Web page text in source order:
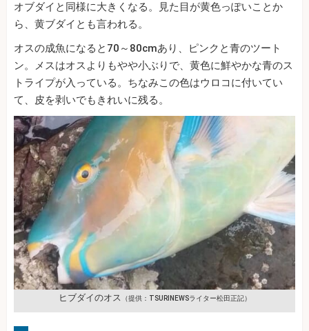
オブダイと同様に大きくなる。見た目が黄色っぽいことか
ら、黄ブダイとも言われる。
オスの成魚になると70～80cmあり、ピンクと青のツート
ン。メスはオスよりもやや小ぶりで、黄色に鮮やかな青のス
トライプが入っている。ちなみこの色はウロコに付いてい
て、皮を剥いでもきれいに残る。
ヒブダイのオス （提供：TSURINEWSライター松田正記）